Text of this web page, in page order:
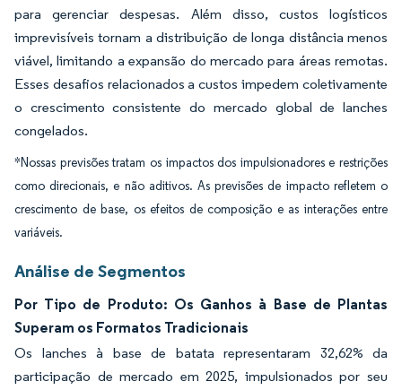
para gerenciar despesas. Além disso, custos logísticos
imprevisíveis tornam a distribuição de longa distância menos
viável, limitando a expansão do mercado para áreas remotas.
Esses desafios relacionados a custos impedem coletivamente
o crescimento consistente do mercado global de lanches
congelados.
*Nossas previsões tratam os impactos dos impulsionadores e restrições
como direcionais, e não aditivos. As previsões de impacto refletem o
crescimento de base, os efeitos de composição e as interações entre
variáveis.
Análise de Segmentos
Por Tipo de Produto: Os Ganhos à Base de Plantas
Superam os Formatos Tradicionais
Os lanches à base de batata representaram 32,62% da
participação de mercado em 2025, impulsionados por seu